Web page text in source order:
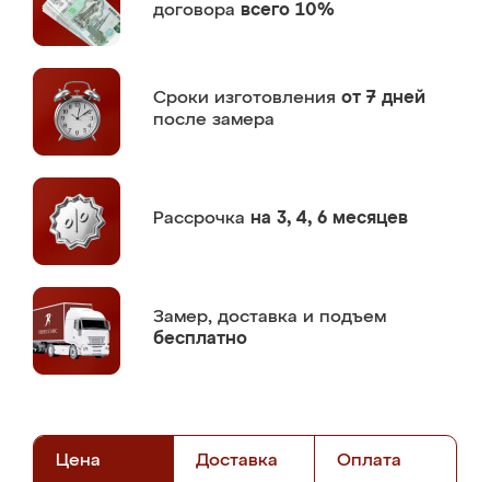
договора всего 10%
Сроки изготовления от 7 дней
после замера
Рассрочка на 3, 4, 6 месяцев
Замер, доставка и подъем
бесплатно
Цена Доставка Оплата